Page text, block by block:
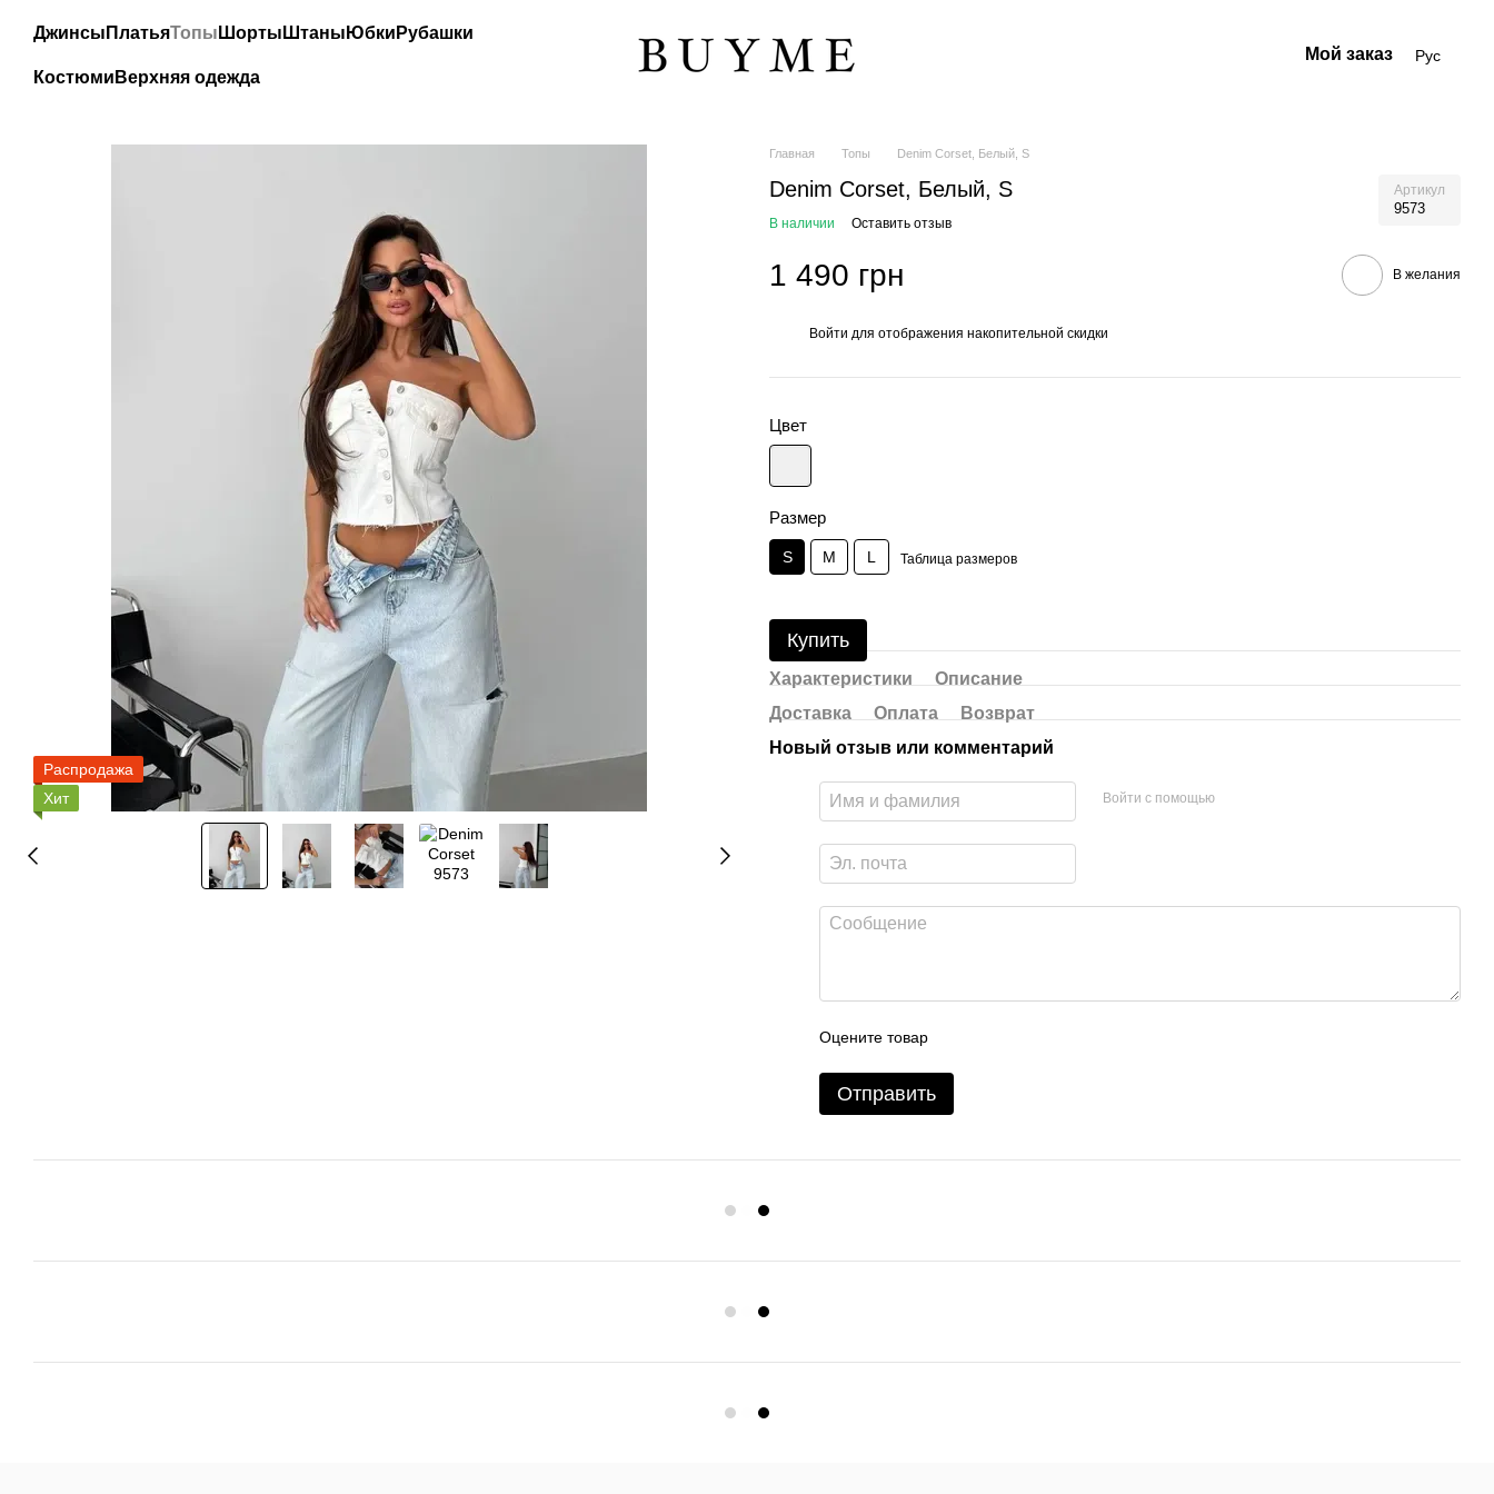
Джинсы ПлатьяТопы Шорты Штаны Юбки Рубашки
Костюми Верхняя одежда
Мой заказ Рус
Распродажа
Хит
Главная Топы Denim Corset, Белый, S
Denim Corset, Белый, S Артикул
9573
В наличии Оставить отзыв
1 490 грн В желания
Войти для отображения накопительной скидки
Цвет
Размер
S M L Таблица размеров
Купить
Характеристики
Описание
Доставка
Оплата
Возврат
Новый отзыв или комментарий
Войти с помощью
Оцените товар
Отправить